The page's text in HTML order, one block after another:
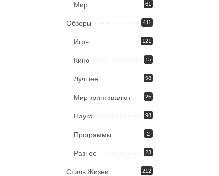
Мир 61
Обзоры 411
Игры 121
Кино 15
Лучшее 98
Мир криптовалют 25
Наука 98
Программы 2
Разное 23
Стиль Жизни 212